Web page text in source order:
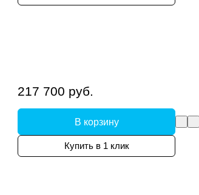
217 700 руб.
В корзину
Купить в 1 клик